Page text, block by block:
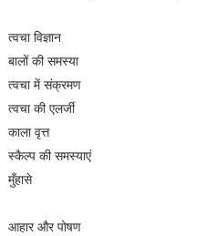
त्वचा विज्ञान
बालों की समस्या
त्वचा में संक्रमण
त्वचा की एलर्जी
काला वृत्त
स्कैल्प की समस्याएं
मुँहासे
आहार और पोषण